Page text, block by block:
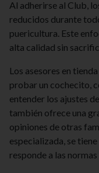
Al adherirse al Club,
reducidos durante
puericultura. Este
alta calidad sin
Los asesores en
probar un cochecito,
entender los ajustes
también ofrece una
opiniones de otras
especializada, se
responde a las normas